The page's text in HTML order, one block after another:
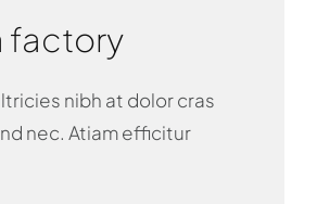
factory
nibh at dolor cras
nec. Atiam efficitur